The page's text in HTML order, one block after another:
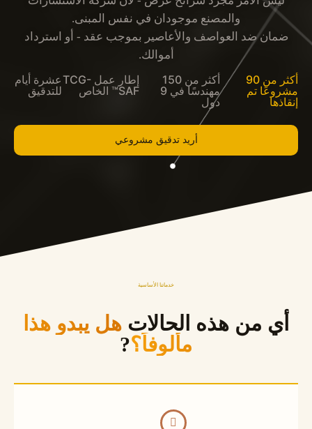
والمصنع موجودان في نفس المبنى.
ضمان ضد العواصف والأعاصير بموجب عقد - أو استرداد
أموالك.
أكثر من 90
مشروعًا تم
إنقاذها
أكثر من 150
مهندسًا في 9
دول
إطار عمل TCG-
SAF™ الخاص
عشرة أيام
للتدقيق
أريد تدقيق مشروعي
خدماتنا الأساسية
أي من هذه الحالات هل يبدو هذا
مألوفاً؟?